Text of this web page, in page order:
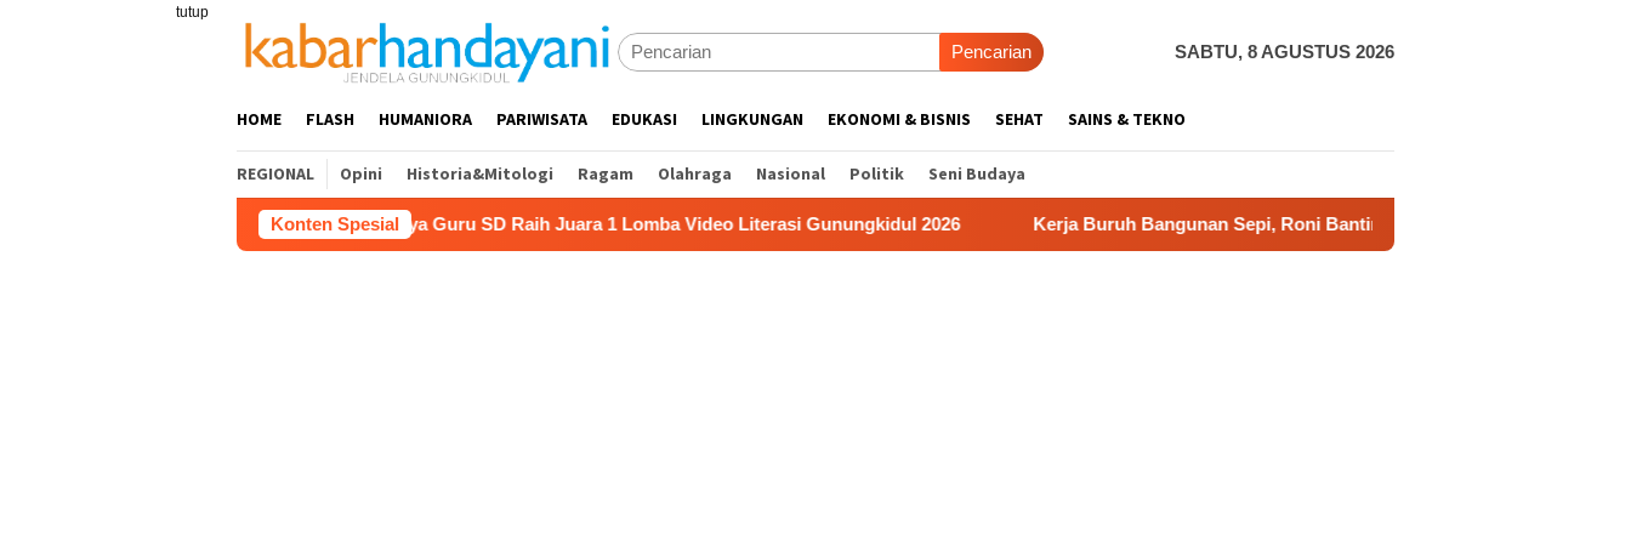
tutup
Pencarian SABTU, 8 AGUSTUS 2026
HOME FLASH HUMANIORA PARIWISATA EDUKASI LINGKUNGAN EKONOMI & BISNIS SEHAT SAINS & TEKNO
REGIONAL Opini Historia&Mitologi Ragam Olahraga Nasional Politik Seni Budaya
Konten Spesial
Film “Nalar” Karya Guru SD Raih Juara 1 Lomba Video Literasi Gunungkidul 2026 Kerja Buruh Bangunan Sepi, Roni Banting Stir Tanam Melon Untung Rp40 Juta